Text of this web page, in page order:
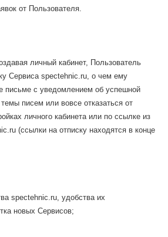
от Пользователя.
личный кабинет, Пользователь
Сервиса spectehnic.ru, о чем ему
письме с уведомлением об успешной
писем или вовсе отказаться от
личного кабинета или по ссылке из
(ссылки на отписку находятся в конце
spectehnic.ru, удобства их
новых Сервисов;